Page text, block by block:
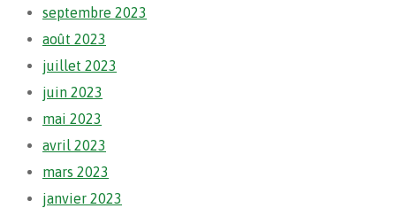
septembre 2023
août 2023
juillet 2023
juin 2023
mai 2023
avril 2023
mars 2023
janvier 2023